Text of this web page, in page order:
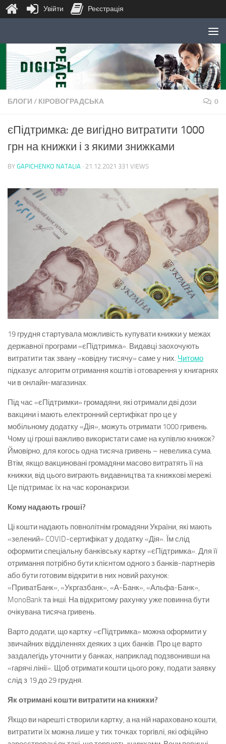
Skip to content
БЛОГИ / КІРОВОГРАДСЬКА 0
єПідтримка: де вигідно витратити 1000
грн на книжки і з якими знижками
BY GAPICHENKO NATALIA · 21.12.2021 331 VIEWS
19 грудня стартувала можливість купувати книжки у межах
державної програми «єПідтримка». Видавці заохочують
витратити так звану «ковідну тисячу» саме у них. Читомо
підказує алгоритм отримання коштів і отоварення у книгарнях
чи в онлайн-магазинах.
Під час «єПідтримки» громадяни, які отримали дві дози
вакцини і мають електронний сертифікат про це у
мобільному додатку «Дія», можуть отримати 1000 гривень.
Чому ці гроші важливо використати саме на купівлю книжок?
Ймовірно, для когось одна тисяча гривень – невелика сума.
Втім, якщо вакциновані громадяни масово витратять її на
книжки, від цього виграють видавництва та книжкові мережі.
Це підтримає їх на час коронакризи.
Кому надають гроші?
Ці кошти надають повнолітнім громадяни України, які мають
«зелений» COVID-сертифікат у додатку «Дія». Їм слід
оформити спеціальну банківську картку «єПідтримка». Для її
отримання потрібно бути клієнтом одного з банків-партнерів
або бути готовим відкрити в них новий рахунок:
«ПриватБанк», «Укргазбанк», «А-Банк», «Альфа-Банк»,
MonoBank та інші. На відкритому рахунку уже повинна бути
очікувана тисяча гривень.
Варто додати, що картку «єПідтримка» можна оформити у
звичайних відділеннях деяких з цих банків. Про це варто
заздалегідь уточнити у банках, наприклад подзвонивши на
«гарячі лінії». Щоб отримати кошти цього року, подати заявку
слід з 19 до 29 грудня.
Як отримані кошти витратити на книжки?
Якщо ви нарешті створили картку, а на ній нараховано кошти,
витратити їх можна лише у тих точках торгівлі, які офіційно
Увійти Реєстрація